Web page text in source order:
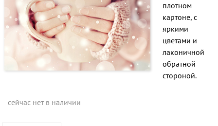
плотном
картоне, с
яркими
цветами и
лаконичной
обратной
стороной.
сейчас нет в наличии